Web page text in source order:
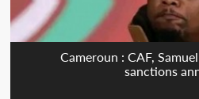
Cameroun : CAF,
sanctions